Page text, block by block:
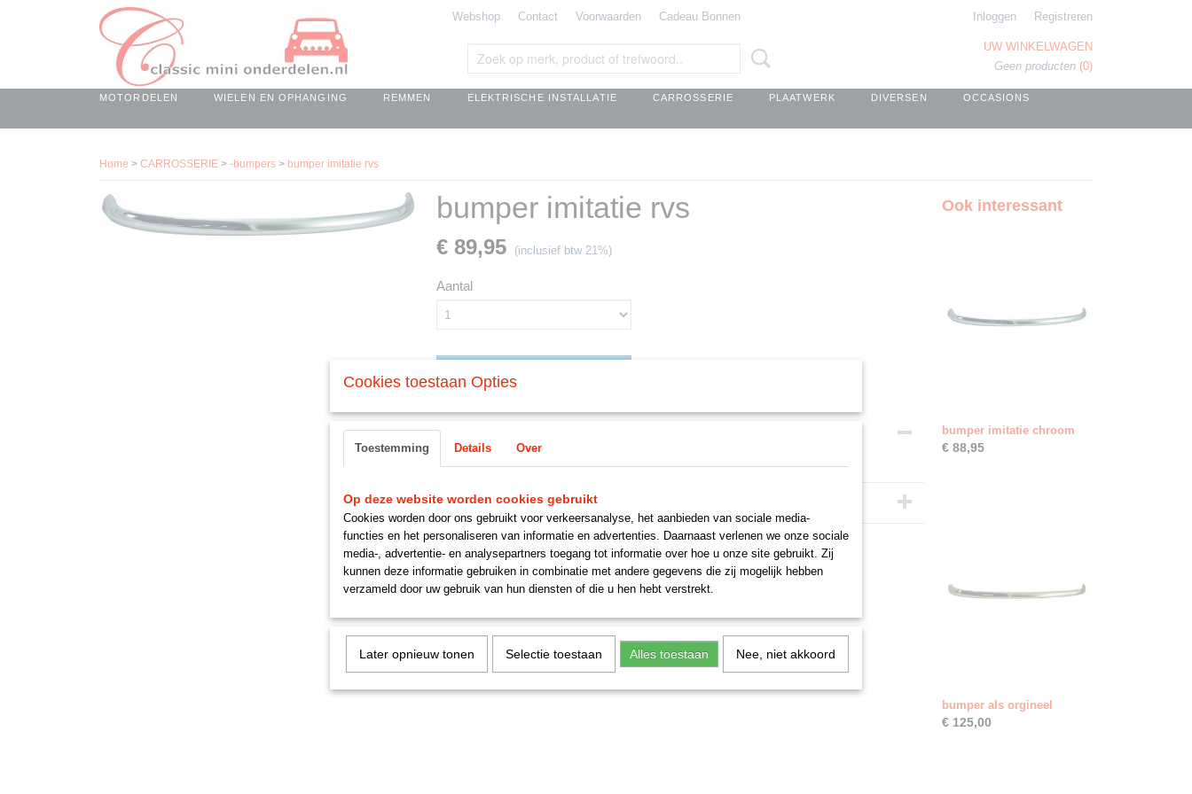
Webshop Contact Voorwaarden Cadeau Bonnen Inloggen Registreren
UW WINKELWAGEN
Geen producten (0)
MOTORDELEN WIELEN EN OPHANGING REMMEN ELEKTRISCHE INSTALLATIE CARROSSERIE PLAATWERK DIVERSEN OCCASIONS
Home > CARROSSERIE > -bumpers > bumper imitatie rvs
bumper imitatie rvs
€ 89,95 (inclusief btw 21%)
Aantal
IN WINKELWAGEN
Omschrijving
Reacties
Save
Ook interessant
bumper imitatie chroom
€ 88,95
bumper als orgineel
€ 125,00
Cookies toestaan Opties
Toestemming Details Over
Op deze website worden cookies gebruikt
Cookies worden door ons gebruikt voor verkeersanalyse, het aanbieden van sociale media-
functies en het personaliseren van informatie en advertenties. Daarnaast verlenen we onze sociale
media-, advertentie- en analysepartners toegang tot informatie over hoe u onze site gebruikt. Zij
kunnen deze informatie gebruiken in combinatie met andere gegevens die zij mogelijk hebben
verzameld door uw gebruik van hun diensten of die u hen hebt verstrekt.
Later opnieuw tonen Selectie toestaan Alles toestaan Nee, niet akkoord